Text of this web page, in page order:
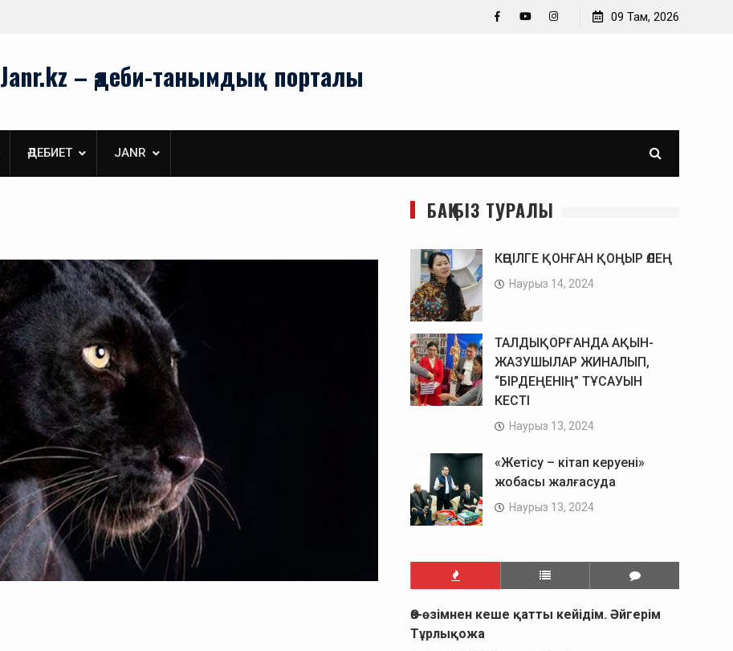
Өз-өзімнен кеше қатты кейідім. Әйгерім Тұрлықожа
09 Там, 2026
Janr.kz – әдеби-танымдық порталы
ӘДЕБИЕТ JANR
БАҚ БІЗ ТУРАЛЫ
КӨҢІЛГЕ ҚОНҒАН ҚОҢЫР ӨЛЕҢ
Наурыз 14, 2024
ТАЛДЫҚОРҒАНДА АҚЫН-
ЖАЗУШЫЛАР ЖИНАЛЫП,
“БІРДЕҢЕНІҢ” ТҰСАУЫН
КЕСТІ
Наурыз 13, 2024
«Жетісу – кітап керуені»
жобасы жалғасуда
Наурыз 13, 2024
Өз-өзімнен кеше қатты кейідім. Әйгерім
Тұрлықожа